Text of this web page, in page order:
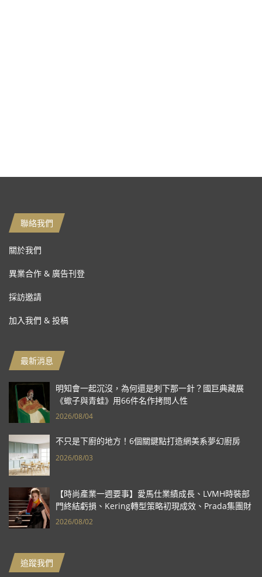
聯絡我們
關於我們
異業合作 & 廣告刊登
採訪邀請
加入我們 & 投稿
最新消息
明知會一起沉沒，為何還是刺下那一針？國巨典藏展
《蠍子與青蛙》用66件名作拷問人性
2026/08/04
不只是下廚的地方！6個關鍵點打造網美系夢幻廚房
2026/08/03
【時尚產業一週要事】愛馬仕業績成長、LVMH時裝部
門終結虧損、Kering轉型策略初現成效、Prada集團財
報亮眼
2026/08/02
追蹤我們